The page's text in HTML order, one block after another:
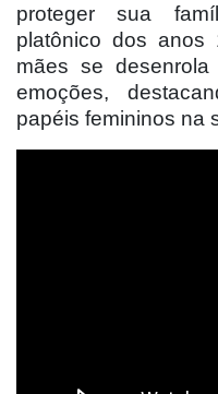
proteger sua
platônico dos anos
mães se
emoções,
papéis femininos na